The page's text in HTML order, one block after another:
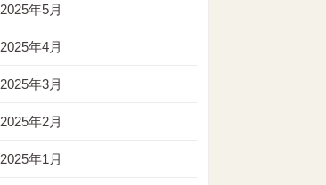
2025年5月
2025年4月
2025年3月
2025年2月
2025年1月